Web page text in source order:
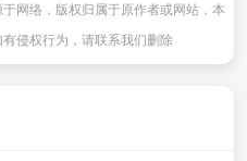
网络，版权归属于原作者或网站，本
侵权行为，请联系我们删除